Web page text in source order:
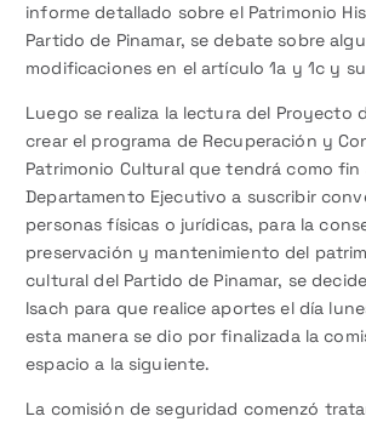
informe detallado sobre el Patrimonio
Partido de Pinamar, se debate sobre
modificaciones en el artículo 1a y 1c y
Luego se realiza la lectura del Proyecto
crear el programa de Recuperación y
Patrimonio Cultural que tendrá como fin
Departamento Ejecutivo a suscribir
personas físicas o jurídicas, para la
preservación y mantenimiento del
cultural del Partido de Pinamar, se
Isach para que realice aportes el día
esta manera se dio por finalizada la
espacio a la siguiente.
La comisión de seguridad comenzó